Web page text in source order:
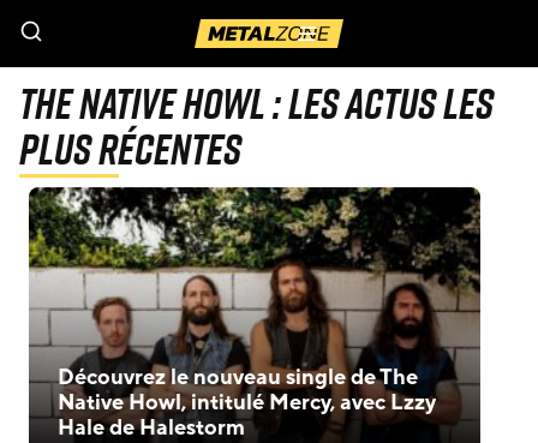
Menu
The Native Howl : Les actus les
plus récentes
Découvrez le nouveau single de The
Native Howl, intitulé Mercy, avec Lzzy
Hale de Halestorm